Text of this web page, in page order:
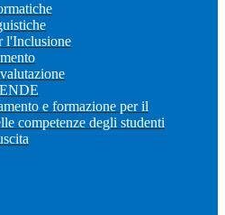
l'Inclusione
e formazione per il
competenze degli studenti